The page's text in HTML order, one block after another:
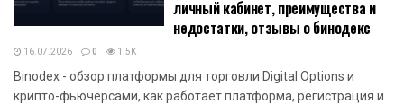
личный кабинет, преимущества и
недостатки, отзывы о бинодекс
16.07.2026 0 1.5K
Binodex - обзор платформы для торговли Digital Options и
крипто-фьючерсами, как работает платформа, регистрация и